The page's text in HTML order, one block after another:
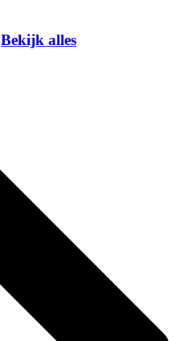
Bekijk alles